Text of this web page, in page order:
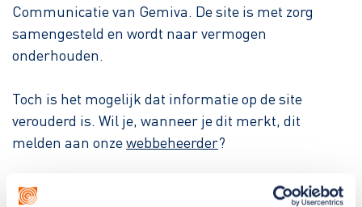
Communicatie van Gemiva. De site is met zorg
samengesteld en wordt naar vermogen
onderhouden.
Toch is het mogelijk dat informatie op de site
verouderd is. Wil je, wanneer je dit merkt, dit
melden aan onze webbeheerder?
Gebruik van teksten of foto's